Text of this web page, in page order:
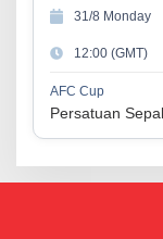
13
Persijap
14
Madura United
15
PSM Makassar
16
Persis Solo
31/8 Monday
12:00 (GMT)
AFC Cup